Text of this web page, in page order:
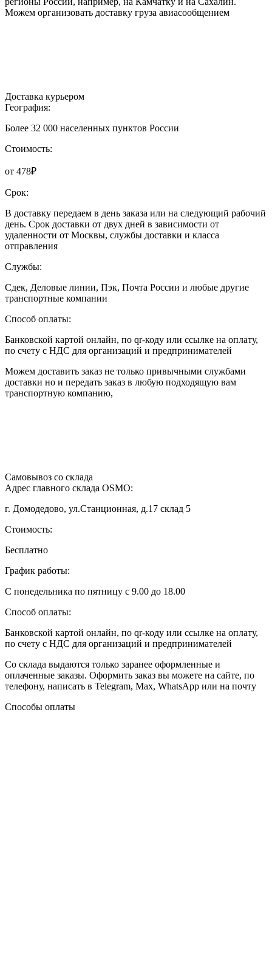
Можем организовать доставку груза авиасообщением
Доставка курьером
География:
Более 32 000 населенных пунктов России
Стоимость:
от 478₽
Срок:
В доставку передаем в день заказа или на следующий рабочий
день. Срок доставки от двух дней в зависимости от
удаленности от Москвы, службы доставки и класса
отправления
Службы:
Сдек, Деловые линии, Пэк, Почта России и любые другие
транспортные компании
Способ оплаты:
Банковской картой онлайн, по qr-коду или ссылке на оплату,
по счету с НДС для организаций и предпринимателей
Можем доставить заказ не только привычными службами
доставки но и передать заказ в любую подходящую вам
транспортную компанию,
Самовывоз со склада
Адрес главного склада OSMO:
г. Домодедово, ул.Станционная, д.17 склад 5
Стоимость:
Бесплатно
График работы:
С понедельника по пятницу с 9.00 до 18.00
Способ оплаты:
Банковской картой онлайн, по qr-коду или ссылке на оплату,
по счету с НДС для организаций и предпринимателей
Со склада выдаются только заранее оформленные и
оплаченные заказы. Оформить заказ вы можете на сайте, по
телефону, написать в Telegram, Max, WhatsApp или на почту
Способы оплаты